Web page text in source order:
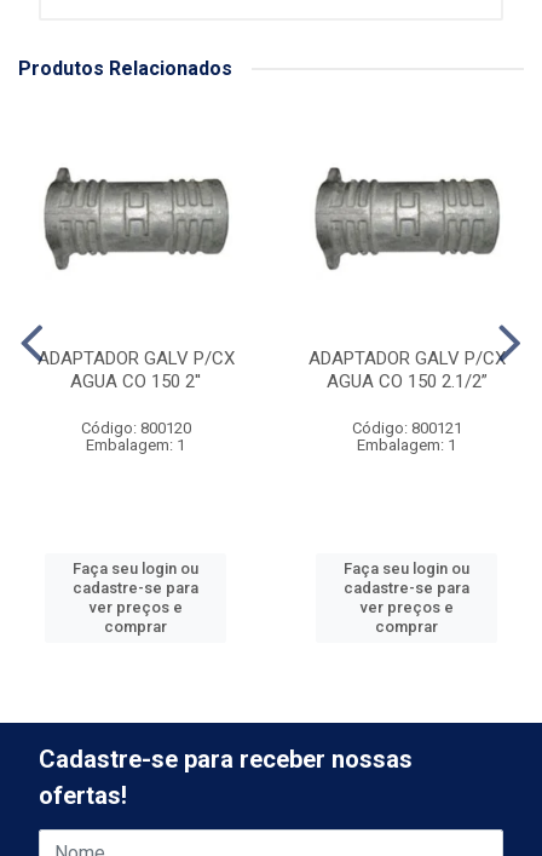
Produtos Relacionados
ADAPTADOR GALV P/CX
AGUA CO 150 2''
Código: 800120
Embalagem: 1
Faça seu login ou
cadastre-se para
ver preços e
comprar
ADAPTADOR GALV P/CX
AGUA CO 150 2.1/2”
Código: 800121
Embalagem: 1
Faça seu login ou
cadastre-se para
ver preços e
comprar
Cadastre-se para receber nossas
ofertas!